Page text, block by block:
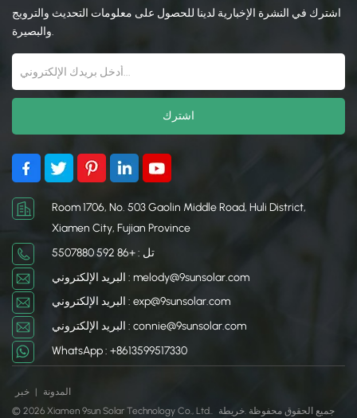
اشترك في النشرة الإخبارية لدينا للحصول على معلومات التحديث والترويج
والبصيرة.
Room 1706, No. 503 Gaolin Middle Road, Huli District,
Xiamen City, Fujian Province
تل : +86 592 5507880
البريد الإلكتروني : melody@9sunsolar.com
البريد الإلكتروني : exp@9sunsolar.com
البريد الإلكتروني : connie@9sunsolar.com
WhatsApp : +8613599517330
المدونة | خبر
© 2026 Xiamen 9sun Solar Technology Co., Ltd.. جميع الحقوق محفوظة . خريطة